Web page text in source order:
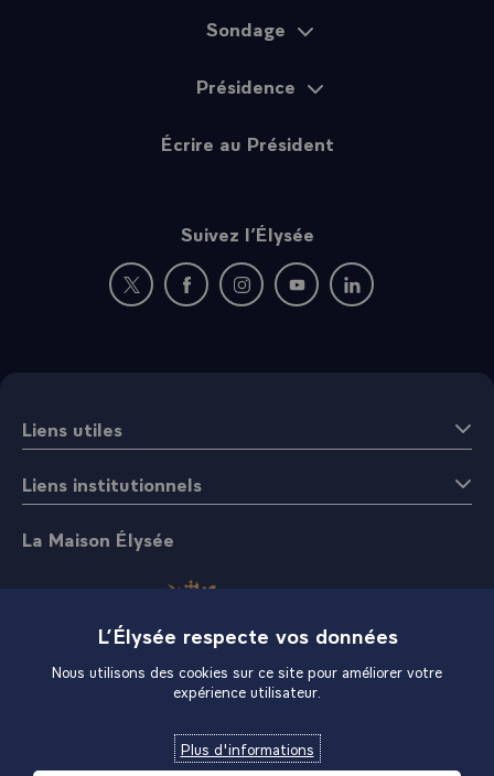
Sondage
Présidence
Écrire au Président
Suivez l’Élysée
Nouvelle fenêtre : rejoignez-nous sur Twitter
Nouvelle fenêtre : rejoignez-nous sur
Nouvelle fenêtre : rejoignez-nous
Nouvelle fenêtre :
Nouvelle fenêtre :
Liens utiles
Liens institutionnels
La Maison Élysée
L’Élysée respecte vos données
Nous utilisons des cookies sur ce site pour améliorer votre
expérience utilisateur.
Plus d'informations